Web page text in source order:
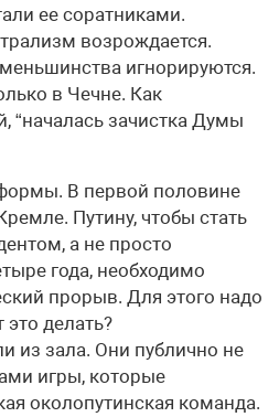
ее соратниками.
возрождается.
игнорируются.
в Чечне. Как
“началась зачистка Думы
В первой половине
Путину, чтобы стать
а не просто
года, необходимо
прорыв. Для этого надо
делать?
из зала. Они публично не
игры, которые
околопутинская команда.